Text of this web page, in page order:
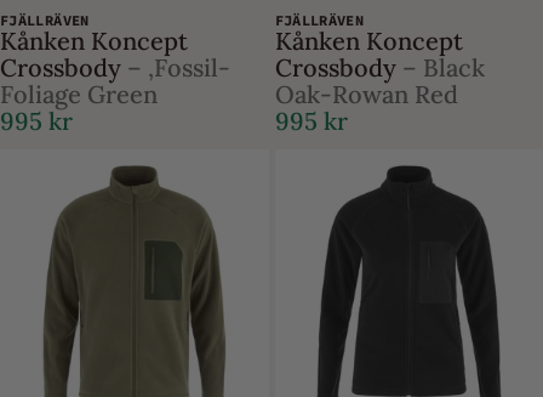
FJÄLLRÄVEN
Kånken Koncept
Crossbody – ,Fossil-
Foliage Green
995 kr
FJÄLLRÄVEN
Kånken Koncept
Crossbody – Black
Oak-Rowan Red
995 kr